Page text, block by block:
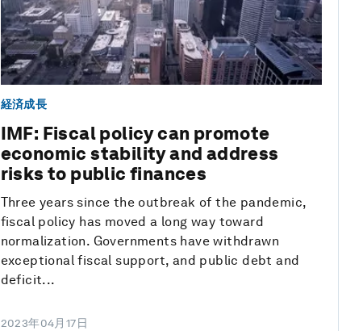
経済成長
IMF: Fiscal policy can promote
economic stability and address
risks to public finances
Three years since the outbreak of the pandemic,
fiscal policy has moved a long way toward
normalization. Governments have withdrawn
exceptional fiscal support, and public debt and
deficit...
2023年04月17日